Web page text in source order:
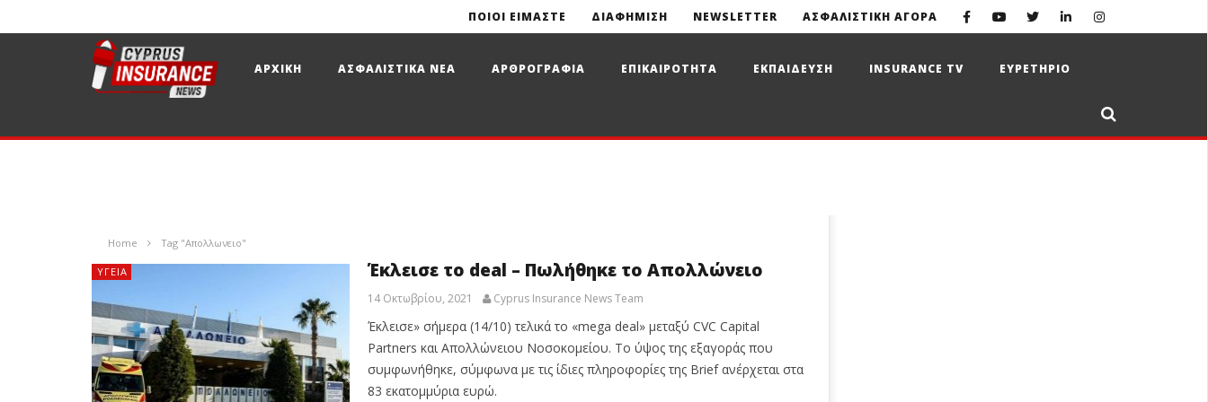
ΠΟΙΟΙ ΕΙΜΑΣΤΕ ΔΙΑΦΗΜΙΣΗ NEWSLETTER ΑΣΦΑΛΙΣΤΙΚΗ ΑΓΟΡΑ
ΑΡΧΙΚΗ ΑΣΦΑΛΙΣΤΙΚΑ ΝΕΑ ΑΡΘΡΟΓΡΑΦΙΑ ΕΠΙΚΑΙΡΟΤΗΤΑ ΕΚΠΑΙΔΕΥΣΗ INSURANCE TV ΕΥΡΕΤΗΡΙΟ
Home Tag "Απολλωνειο"
ΥΓΕΊΑ Έκλεισε το deal – Πωλήθηκε το Απολλώνειο
14 Οκτωβρίου, 2021 Cyprus Insurance News Team
Έκλεισε» σήμερα (14/10) τελικά το «mega deal» μεταξύ CVC Capital
Partners και Απολλώνειου Νοσοκομείου. Το ύψος της εξαγοράς που
συμφωνήθηκε, σύμφωνα με τις ίδιες πληροφορίες της Brief ανέρχεται στα
83 εκατομμύρια ευρώ.